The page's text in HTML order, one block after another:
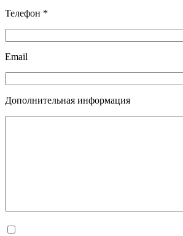
Телефон *
Email
Дополнительная информация